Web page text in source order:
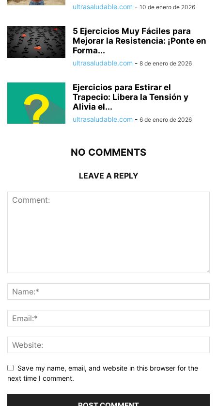
ultrasaludable.com - 10 de enero de 2026
5 Ejercicios Muy Fáciles para
Mejorar la Resistencia: ¡Ponte en
Forma...
ultrasaludable.com - 8 de enero de 2026
Ejercicios para Estirar el
Trapecio: Libera la Tensión y
Alivia el...
ultrasaludable.com - 6 de enero de 2026
NO COMMENTS
LEAVE A REPLY
Save my name, email, and website in this browser for the
next time I comment.